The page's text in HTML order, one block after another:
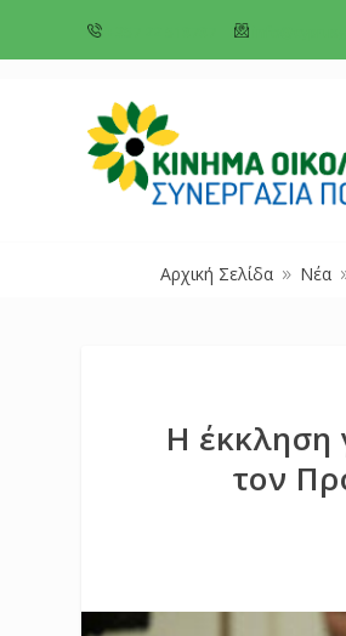
Αρχική Σελίδα 9 Νέα
Η έκκληση
τον